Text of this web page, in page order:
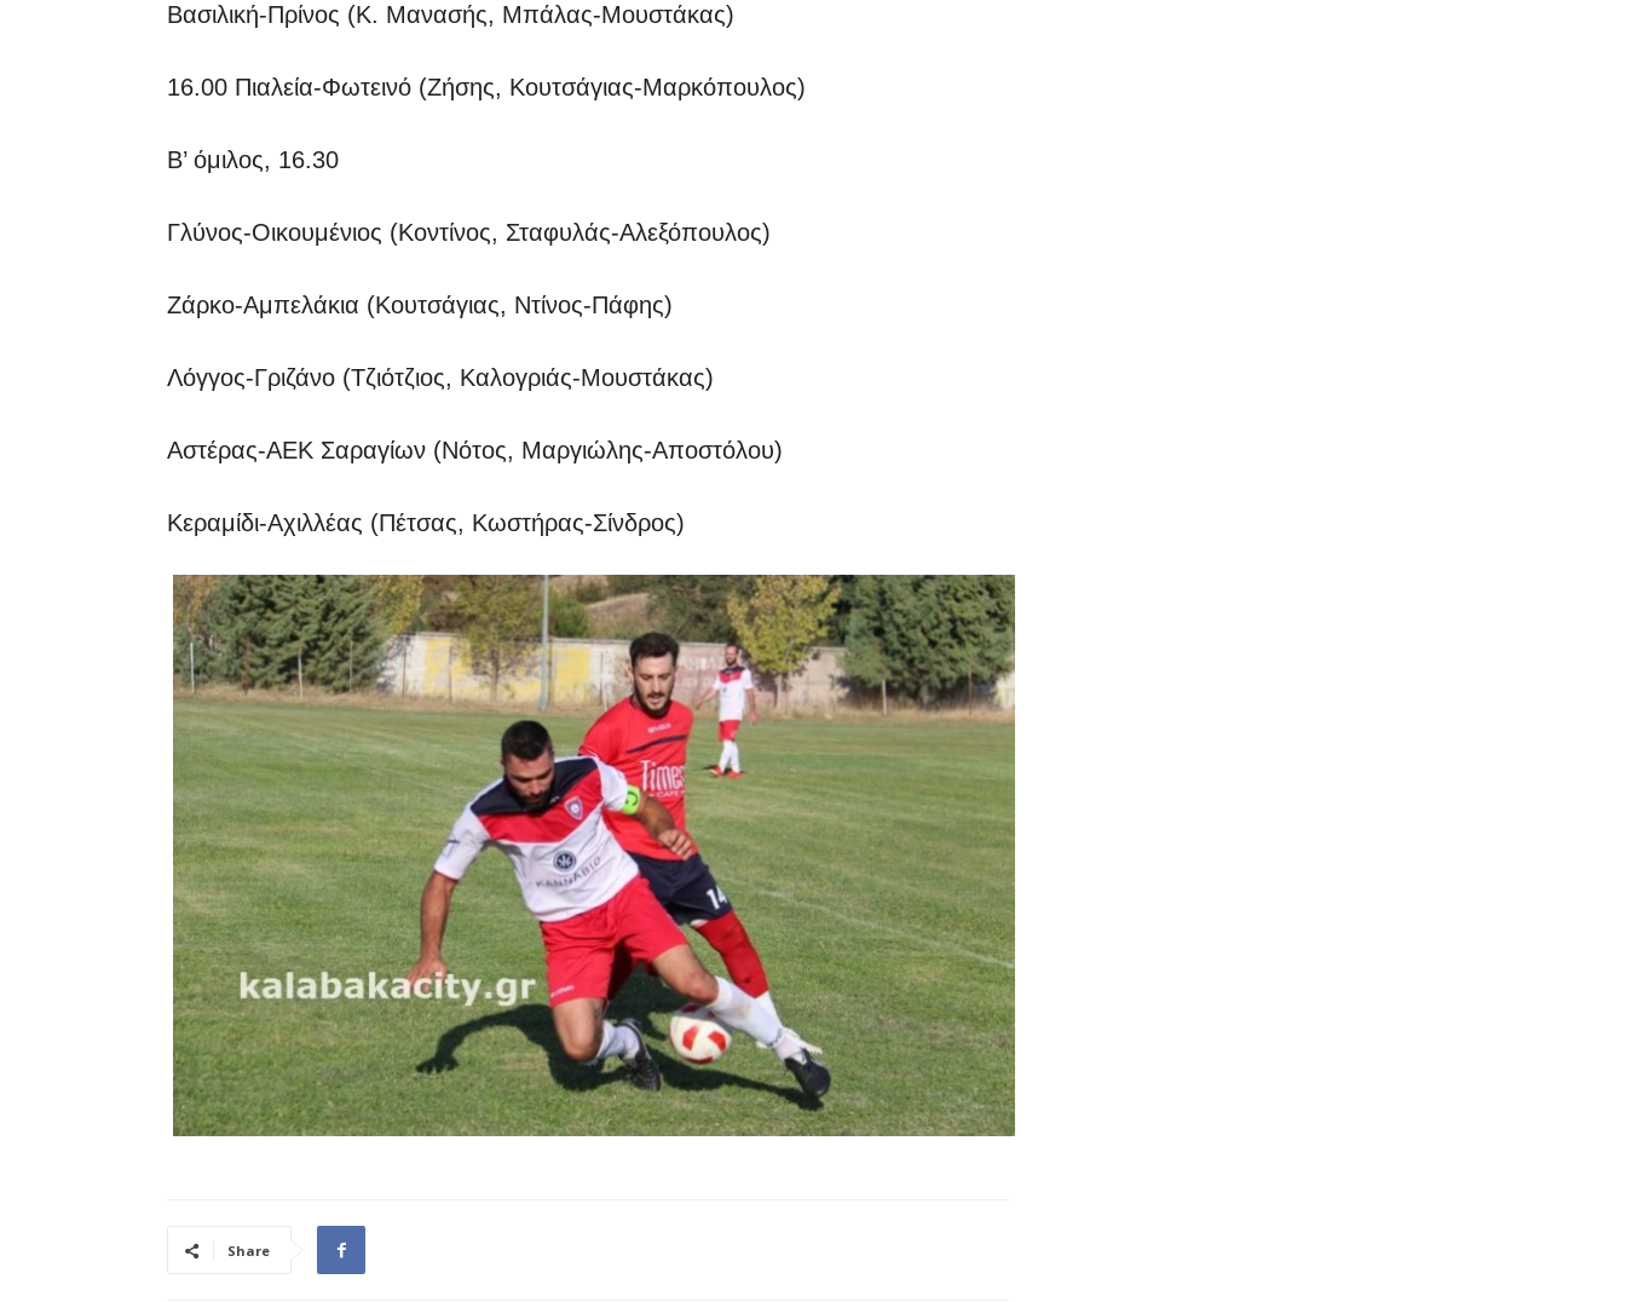
Βασιλική-Πρίνος (Κ. Μανασής, Μπάλας-Μουστάκας)
16.00 Πιαλεία-Φωτεινό (Ζήσης, Κουτσάγιας-Μαρκόπουλος)
Β’ όμιλος, 16.30
Γλύνος-Οικουμένιος (Κοντίνος, Σταφυλάς-Αλεξόπουλος)
Ζάρκο-Αμπελάκια (Κουτσάγιας, Ντίνος-Πάφης)
Λόγγος-Γριζάνο (Τζιότζιος, Καλογριάς-Μουστάκας)
Αστέρας-ΑΕΚ Σαραγίων (Νότος, Μαργιώλης-Αποστόλου)
Κεραμίδι-Αχιλλέας (Πέτσας, Κωστήρας-Σίνδρος)
Share